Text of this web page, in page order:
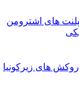
اشترومن
زیرکونیا